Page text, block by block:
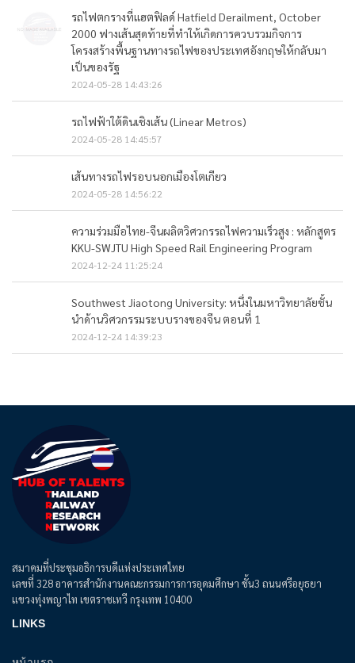
รถไฟตกรางที่แฮตฟิลด์ Hatfield Derailment, October
2000 ฟางเส้นสุดท้ายที่ทำให้เกิดการควบรวมกิจการ
โครงสร้างพื้นฐานทางรถไฟของประเทศอังกฤษให้กลับมา
เป็นของรัฐ
2024-05-28 14:43:26
รถไฟฟ้าใต้ดินเชิงเส้น (Linear Metros)
2024-05-28 14:45:57
เส้นทางรถไฟรอบนอกเมืองโตเกียว
2024-05-28 14:56:22
ความร่วมมือไทย-จีนผลิตวิศวกรรถไฟความเร็วสูง : หลักสูตร
KKU-SWJTU High Speed Rail Engineering Program
2024-12-24 11:25:24
Southwest Jiaotong University: หนึ่งในมหาวิทยาลัยชั้น
นำด้านวิศวกรรมระบบรางของจีน ตอนที่ 1
2024-12-24 14:39:23
สมาคมที่ประชุมอธิการบดีแห่งประเทศไทย
เลขที่ 328 อาคารสำนักงานคณะกรรมการการอุดมศึกษา ชั้น3 ถนนศรีอยุธยา
แขวงทุ่งพญาไท เขตราชเทวี กรุงเทพ 10400
LINKS